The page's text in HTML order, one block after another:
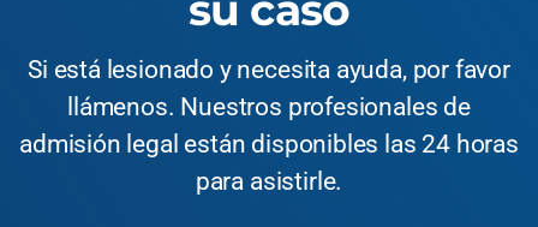
Si está lesionado y necesita ayuda, por favor
llámenos. Nuestros profesionales de
admisión legal están disponibles las 24 horas
para asistirle.